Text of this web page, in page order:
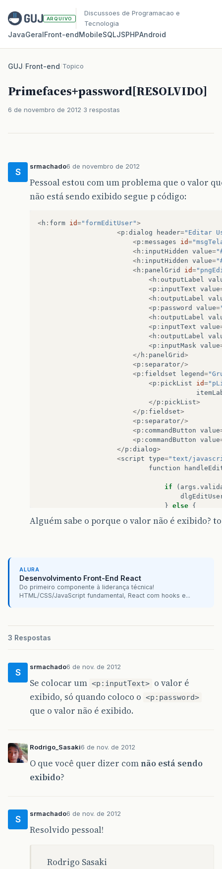
ARQUIVO
Discussoes de Programacao e
Tecnologia
JavaGeralFront‑endMobileSQLJSPHPAndroid
GUJ/Front-end/Topico
Primefaces+password[RESOLVIDO]
6 de novembro de 2012 3 respostas
S
srmachado6 de novembro de 2012
Pessoal estou com um problema que o valor
não está sendo exibido segue p código:
<h : form id="formEditUser">
<p : dialog header="Editar
<p : messages id=
<h : inputHidden value=
<h : inputHidden value=
<h : panelGrid id=
<h : outputLabel
<p : inputText value
<h : outputLabel
<p : password value=
<h : outputLabel
<p : inputText value
<h : outputLabel
<p : inputMask value
</ h : panelGrid>
<p : separator/>
<p : fieldset legend=
<p : pickList id=
</p : pickList>
</p : fieldset>
<p : separator/>
<p : commandButton value
<p : commandButton value
</p : dialog>
<script type="text/
function
if ( args .
} else {
}
Alguém sabe o porque o valor não é exibido?
ALURA
Desenvolvimento Front-End React
Do primeiro componente à liderança técnica!
HTML/CSS/JavaScript fundamental, React com hooks e...
3 Respostas
S
srmachado6 de nov. de 2012
Se colocar um <p:inputText> o valor é
exibido, só quando coloco o <p:password>
que o valor não é exibido.
Rodrigo_Sasaki6 de nov. de 2012
O que você quer dizer comnão está sendo
exibido?
S
srmachado6 de nov. de 2012
Resolvido pessoal!
Rodrigo Sasaki